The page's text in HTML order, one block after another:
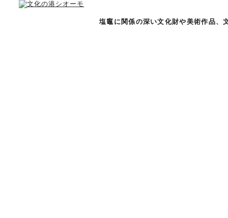
塩竈に関係の深い文化財や美術作品、